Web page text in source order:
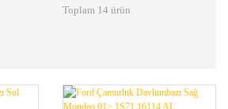
Toplam 14 ürün